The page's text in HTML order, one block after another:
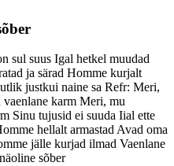
sul suus Igal hetkel muudad
ja särad Homme kurjalt
justkui naine sa Refr: Meri,
karm Meri, mu
Sinu tujusid ei suuda Iial ette
hellalt armastad Avad oma
jälle kurjad ilmad Vaenlane
sõber